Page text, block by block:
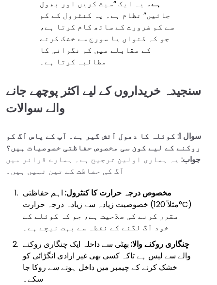
ہے۔ یہ ایک “سیٹ کریں اور بھول
جائیں” نظام ہے۔ یہ کنٹرول کے کم
سے کم ضرورت کے ساتھ کام کرتا ہے،
جو کہ کنواں یا سورج سے خشک کرنے
کے مقابلے میں کم نگرانی کا
مطالبہ کرتا ہے۔
سنجیدہ خریداروں کے لیے اکثر پوچھے جانے
والے سوالات
سوال 1: کوئلہ کا دھول آتش گیر ہے۔ آپ کے پاس آگ کو
روکنے کے لیے کون سی مخصوص حفاظتی خصوصیات ہیں؟
جواب: یہ ہماری اولین ترجیح ہے۔ ہمارے ڈرائر میں
آگ کی حفاظت کے تین تہیں ہیں۔
مخصوص درجہ حرارت کا کنٹرول: اہم حفاظتی
خصوصیت زیادہ سے زیادہ درجہ حرارت (مثلاً 120°C)
مقرر کرنے کی صلاحیت ہے، جو کہ کوئلے کے
خود آگ لگنے کے نقطہ سے بہت نیچے ہے۔
چنگاری روکنے والا: بھٹی سے داخلہ ایک چنگاری روکنے
والے سے لیس ہے تاکہ کسی بھی غیر ارادی انگڑائی کو
خشک کرنے کے چیمبر میں داخل ہونے سے روکا جا
سکے۔